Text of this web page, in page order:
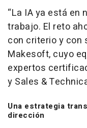
“La IA ya está en
trabajo. El reto
con criterio y con
Makesoft, cuyo
expertos
y Sales &
Una estrategia
dirección